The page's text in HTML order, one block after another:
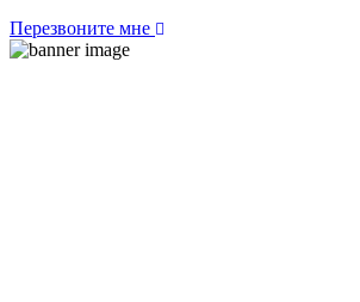
Перезвоните мне